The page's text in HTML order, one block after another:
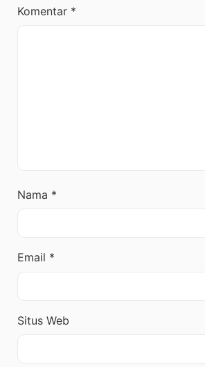
Komentar *
Nama *
Email *
Situs Web